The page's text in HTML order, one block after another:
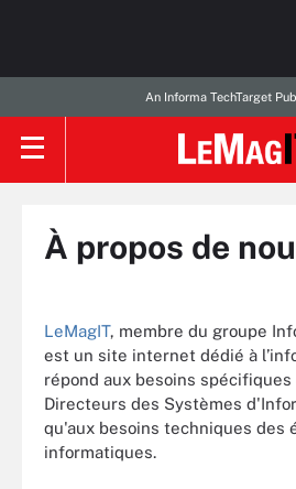
An Informa TechTarget
À propos de
LeMagIT, membre du groupe
est un site internet dédié à
répond aux besoins spécifiques
Directeurs des Systèmes
qu'aux besoins techniques des
informatiques.